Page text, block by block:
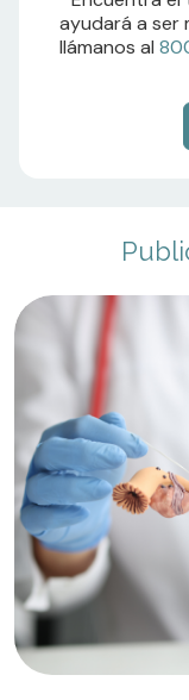
ayudará a ser
llámanos al